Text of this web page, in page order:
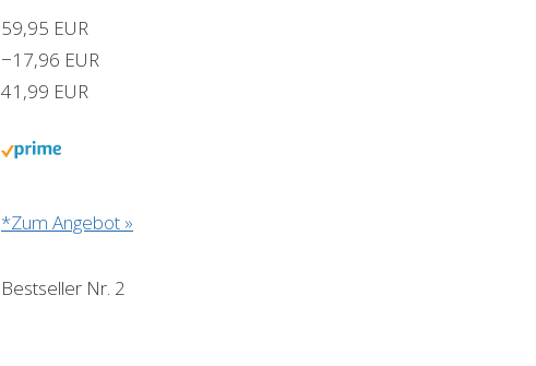
59,95 EUR
−17,96 EUR
41,99 EUR
*Zum Angebot »
Bestseller Nr. 2